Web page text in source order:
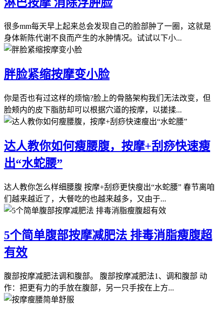
很多mm每天早上起来总会发现自己的脸部肿了一圈，这就是
身体新陈代谢不良而产生的水肿情况。试试以下小...
胖脸紧缩按摩变小脸
你是否也有过这样的烦恼?脸上的骨胳架构我们无法改变，但
脸颊内的皮下脂肪却可以根据穴道的按摩，以搓揉...
达人教你如何瘦腰腹，按摩+刮痧快速瘦
出“水蛇腰”
达人教你怎么样细腰腹 按摩+刮痧更快瘦出“水蛇腰” 春节离咱
们越来越近了，大餐吃的也越来越多，又由于...
5个简单腹部按摩减肥法 排毒消脂瘦腹超
有效
腹部按摩减肥法调和腹部。 腹部按摩减肥法1、调和腹部 动
作：把更有力的手放在腹部，另一只手按在上方...